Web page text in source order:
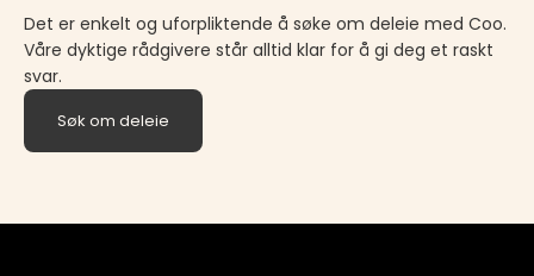
Det er enkelt og uforpliktende å søke om deleie med Coo.
Våre dyktige rådgivere står alltid klar for å gi deg et raskt
svar.
Søk om deleie